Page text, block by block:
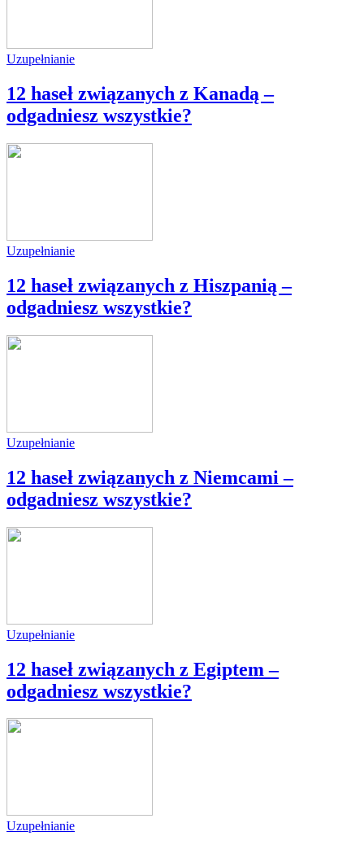
Uzupełnianie
12 haseł związanych z Kanadą –
odgadniesz wszystkie?
Uzupełnianie
12 haseł związanych z Hiszpanią –
odgadniesz wszystkie?
Uzupełnianie
12 haseł związanych z Niemcami –
odgadniesz wszystkie?
Uzupełnianie
12 haseł związanych z Egiptem –
odgadniesz wszystkie?
Uzupełnianie